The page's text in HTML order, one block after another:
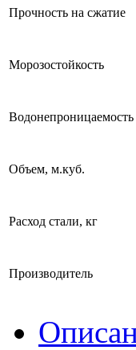
Прочность на сжатие
Морозостойкость
Водонепроницаемость
Объем, м.куб.
Расход стали, кг
Производитель